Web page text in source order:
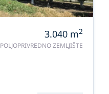
3.040 m2
POLJOPRIVREDNO ZEMLJIŠTE